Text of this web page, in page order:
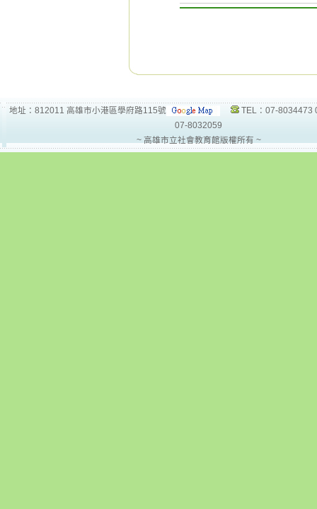
地址：812011 高雄市小港區學府路115號
TEL：07-8034473
07-8032059
~ 高雄市立社會教育館版權所有 ~